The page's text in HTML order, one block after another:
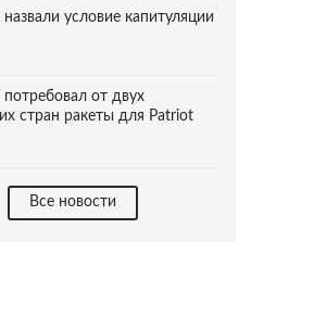
условие капитуляции
потребовал от двух
стран ракеты для Patriot
Все новости